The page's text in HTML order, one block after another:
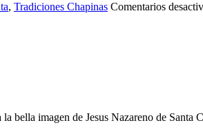
, Tradiciones Chapinas Comentarios
imagen de Jesus Nazareno de Santa